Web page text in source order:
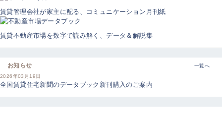
賃貸管理会社が家主に配る、コミュニケーション月刊紙
賃貸不動産市場を数字で読み解く、データ＆解説集
お知らせ
一覧へ
2026年03月19日
全国賃貸住宅新聞のデータブック新刊購入のご案内